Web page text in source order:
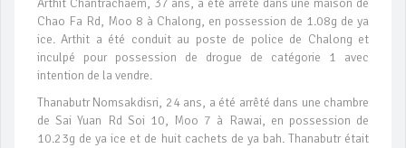
Arthit Chantrachaem, 37 ans, a été arrêté dans une maison de
Chao Fa Rd, Moo 8 à Chalong, en possession de 1.08g de ya
ice. Arthit a été conduit au poste de police de Chalong et
inculpé pour possession de drogue de catégorie 1 avec
intention de la vendre.
Thanabutr Nomsakdisri, 24 ans, a été arrêté dans une chambre
de Sai Yuan Rd Soi 10, Moo 7 à Rawai, en possession de
10.23g de ya ice et de huit cachets de ya bah. Thanabutr était